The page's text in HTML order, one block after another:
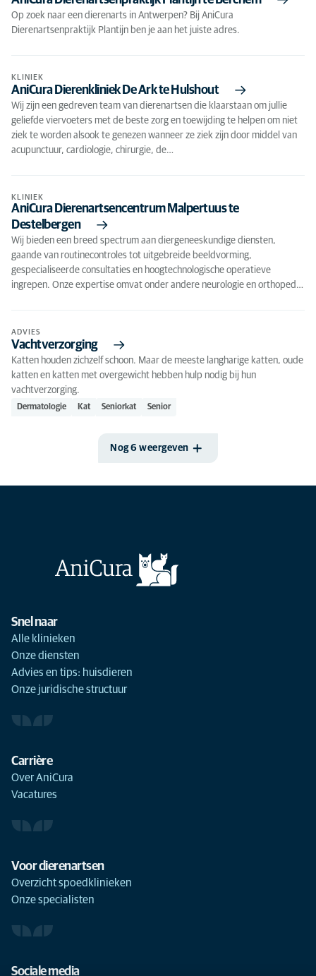
Op zoek naar een dierenarts in Antwerpen? Bij AniCura
Dierenartsenpraktijk Plantijn ben je aan het juiste adres.
KLINIEK
AniCura Dierenkliniek De Ark te Hulshout
Wij zijn een gedreven team van dierenartsen die klaarstaan om jullie
geliefde viervoeters met de beste zorg en toewijding te helpen om niet
ziek te worden alsook te genezen wanneer ze ziek zijn door middel van
acupunctuur, cardiologie, chirurgie, de…
KLINIEK
AniCura Dierenartsencentrum Malpertuus te
Destelbergen
Wij bieden een breed spectrum aan diergeneeskundige diensten,
gaande van routinecontroles tot uitgebreide beeldvorming,
gespecialiseerde consultaties en hoogtechnologische operatieve
ingrepen. Onze expertise omvat onder andere neurologie en orthoped…
ADVIES
Vachtverzorging
Katten houden zichzelf schoon. Maar de meeste langharige katten, oude
katten en katten met overgewicht hebben hulp nodig bij hun
vachtverzorging.
Dermatologie Kat Seniorkat Senior
Nog 6 weergeven
Snel naar
Alle klinieken
Onze diensten
Advies en tips: huisdieren
Onze juridische structuur
Carrière
Over AniCura
Vacatures
Voor dierenartsen
Overzicht spoedklinieken
Onze specialisten
Sociale media